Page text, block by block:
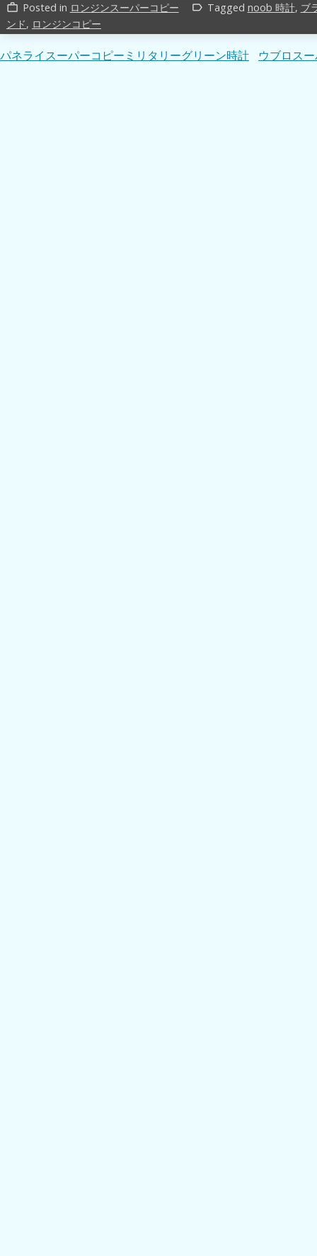
work_outline Posted in ロンジンスーパーコピー label_outline Tagged noob 時計, ブ
ンド, ロンジンコピー
投
パネライスーパーコピーミリタリーグリーン時計 ウブロス